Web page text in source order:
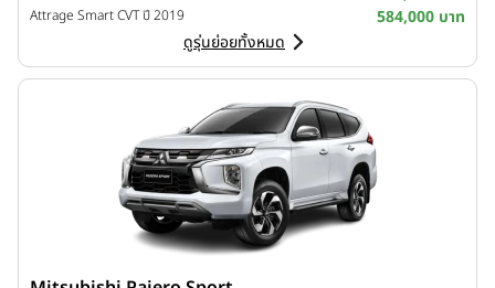
Attrage Smart CVT ปี 2019
584,000 บาท
ดูรุ่นย่อยทั้งหมด